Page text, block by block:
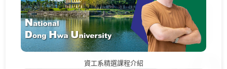
資工系精選課程介紹